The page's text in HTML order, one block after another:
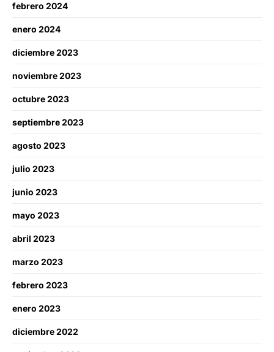
febrero 2024
enero 2024
diciembre 2023
noviembre 2023
octubre 2023
septiembre 2023
agosto 2023
julio 2023
junio 2023
mayo 2023
abril 2023
marzo 2023
febrero 2023
enero 2023
diciembre 2022